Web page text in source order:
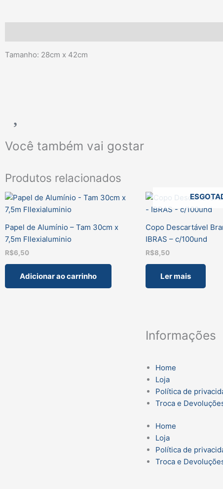
Tamanho: 28cm x 42cm
Você também vai gostar
Produtos relacionados
Papel de Alumínio – Tam 30cm x
7,5m Fllexialuminio
R$6,50
Adicionar ao carrinho
Copo Descartável
IBRAS – c/100und
R$8,50
Ler mais
Informações
Home
Loja
Política de
Troca e
Home
Loja
Política de
Troca e